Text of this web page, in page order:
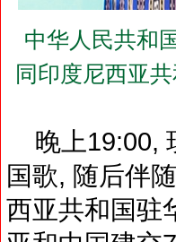
中华人民共和
同印度尼西亚
晚上19:00,
国歌, 随后伴
西亚共和国驻